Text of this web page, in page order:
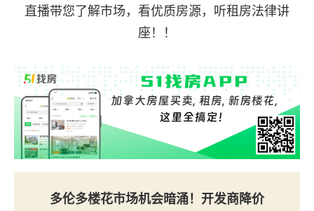
直播带您了解市场，看优质房源，听租房法律讲
座！！
多伦多楼花市场机会暗涌！开发商降价